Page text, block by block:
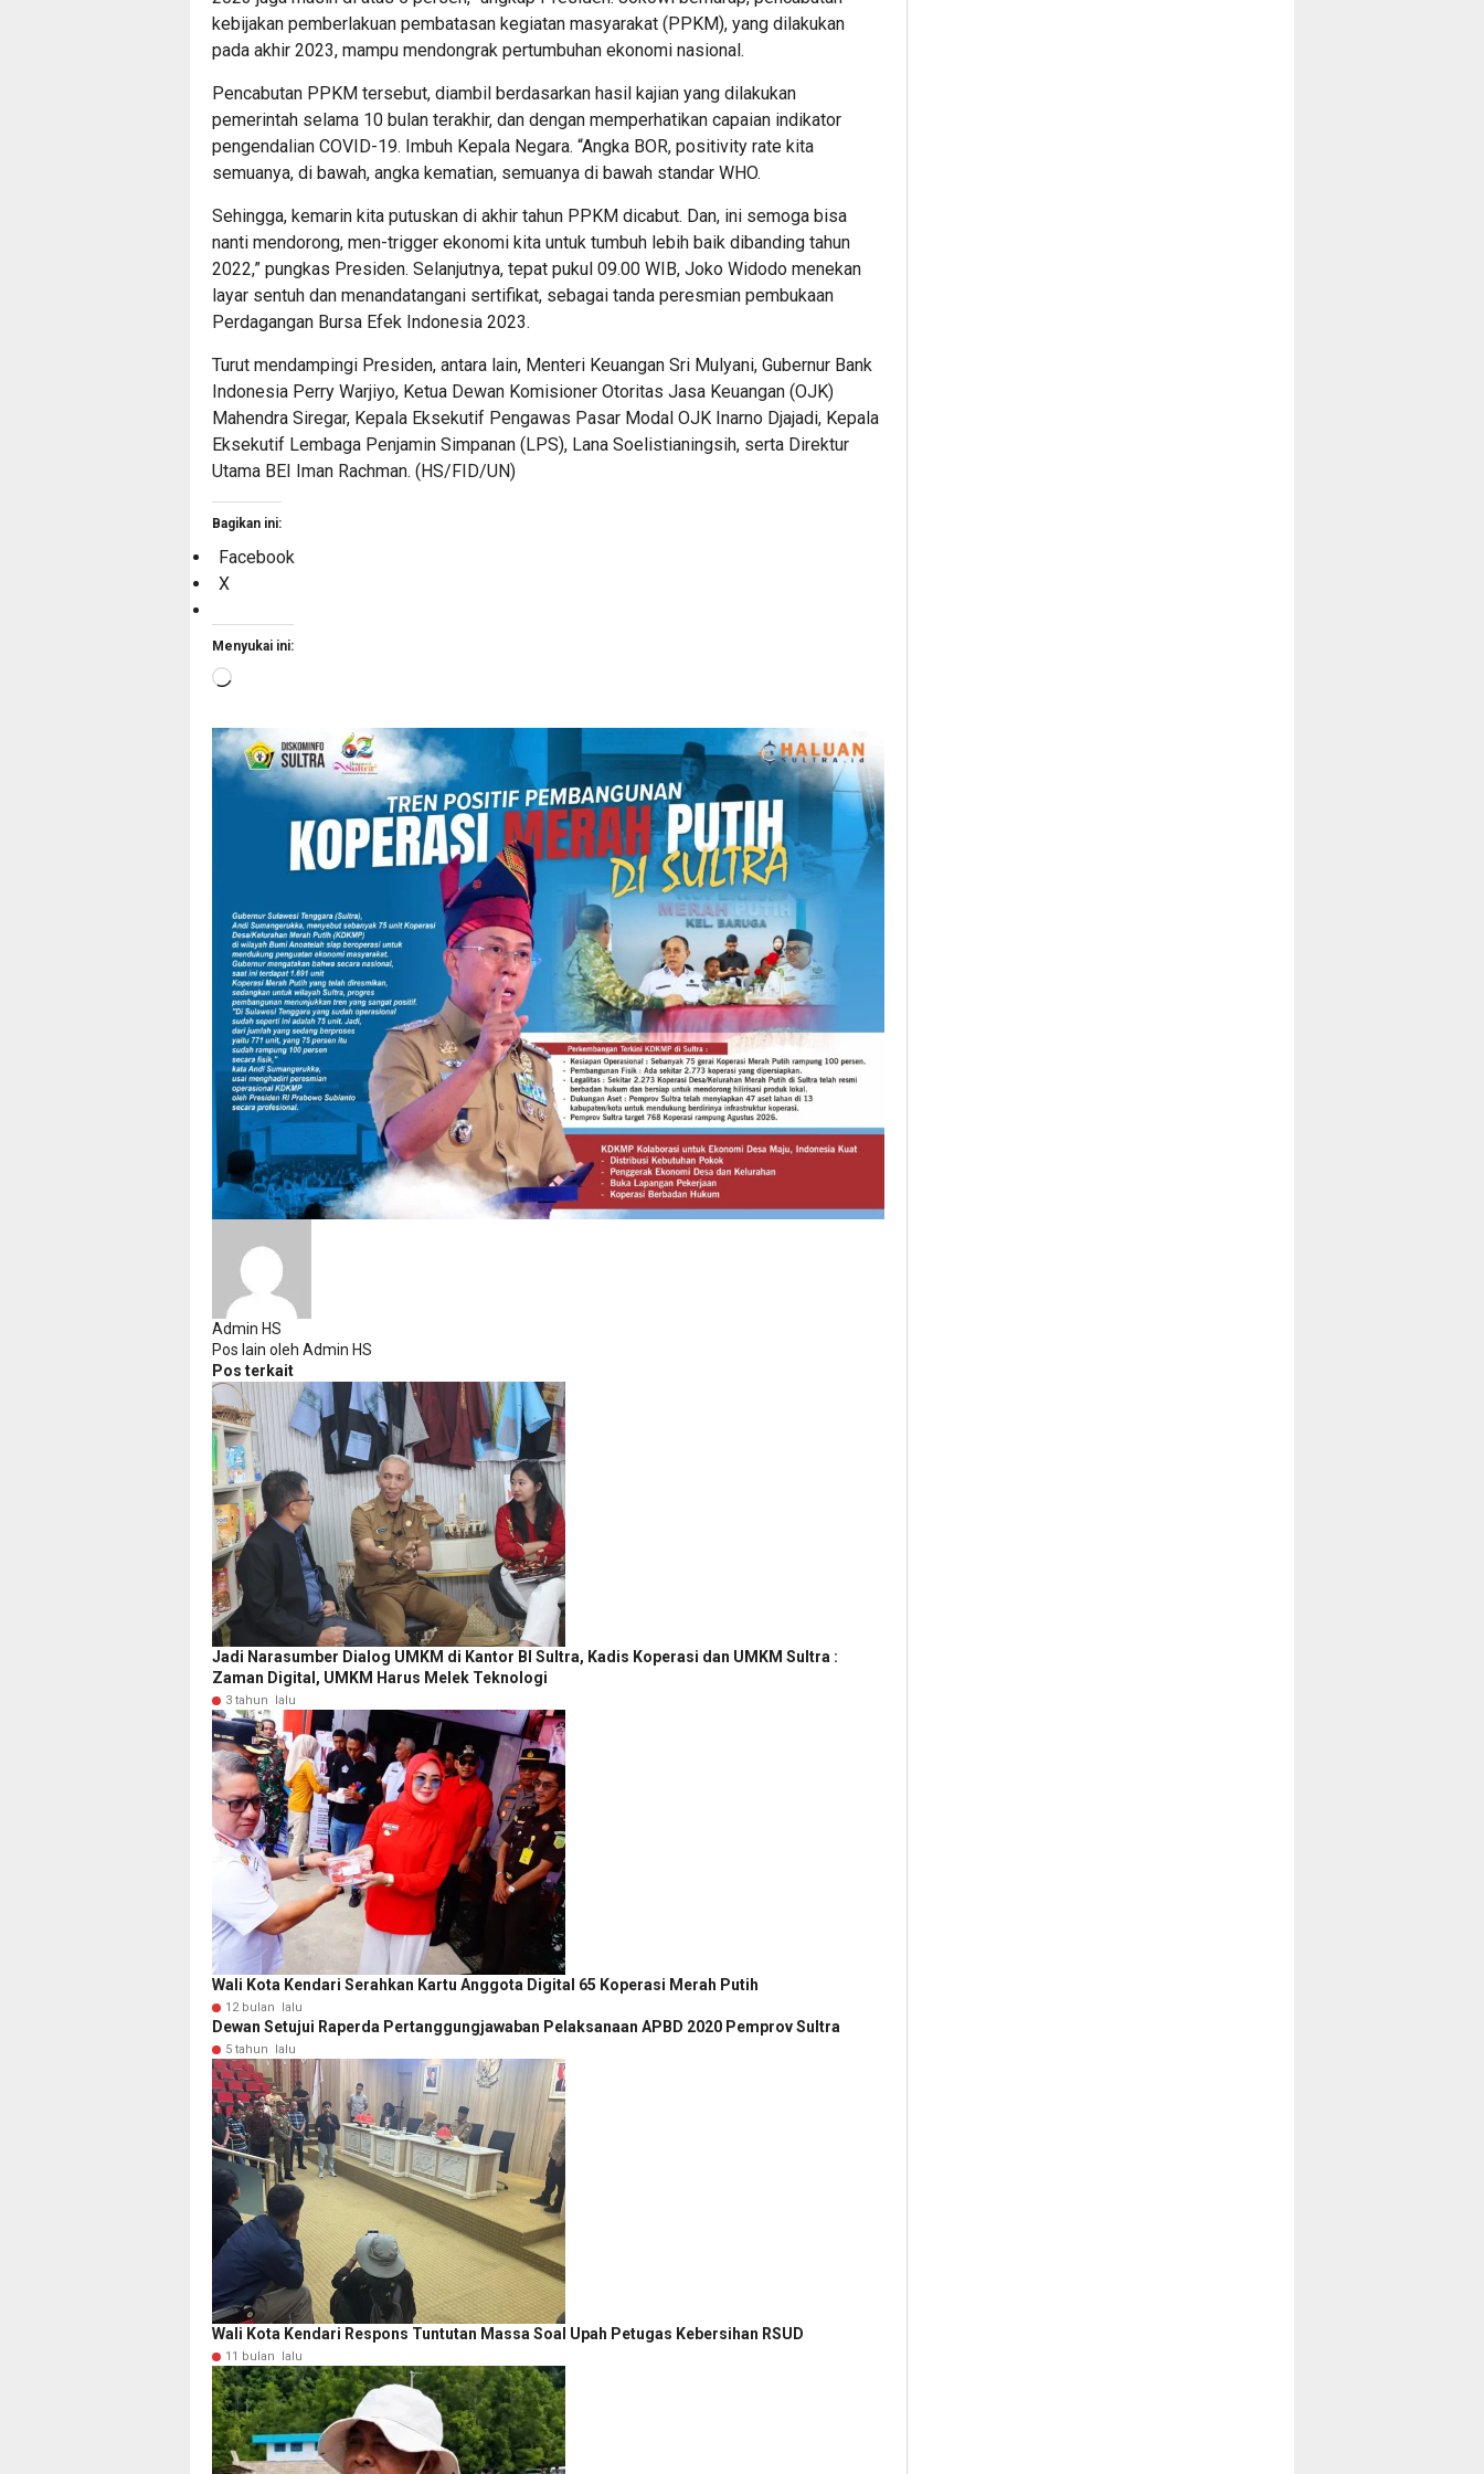
kebijakan pemberlakuan pembatasan kegiatan masyarakat (PPKM), yang dilakukan
pada akhir 2023, mampu mendongrak pertumbuhan ekonomi nasional.
Pencabutan PPKM tersebut, diambil berdasarkan hasil kajian yang dilakukan
pemerintah selama 10 bulan terakhir, dan dengan memperhatikan capaian indikator
pengendalian COVID-19. Imbuh Kepala Negara. “Angka BOR, positivity rate kita
semuanya, di bawah, angka kematian, semuanya di bawah standar WHO.
Sehingga, kemarin kita putuskan di akhir tahun PPKM dicabut. Dan, ini semoga bisa
nanti mendorong, men-trigger ekonomi kita untuk tumbuh lebih baik dibanding tahun
2022,” pungkas Presiden. Selanjutnya, tepat pukul 09.00 WIB, Joko Widodo menekan
layar sentuh dan menandatangani sertifikat, sebagai tanda peresmian pembukaan
Perdagangan Bursa Efek Indonesia 2023.
Turut mendampingi Presiden, antara lain, Menteri Keuangan Sri Mulyani, Gubernur Bank
Indonesia Perry Warjiyo, Ketua Dewan Komisioner Otoritas Jasa Keuangan (OJK)
Mahendra Siregar, Kepala Eksekutif Pengawas Pasar Modal OJK Inarno Djajadi, Kepala
Eksekutif Lembaga Penjamin Simpanan (LPS), Lana Soelistianingsih, serta Direktur
Utama BEI Iman Rachman. (HS/FID/UN)
Bagikan ini:
Facebook
X
Menyukai ini:
Memuat...
Admin HS
Pos lain oleh Admin HS
Pos terkait
Jadi Narasumber Dialog UMKM di Kantor BI Sultra, Kadis Koperasi dan UMKM Sultra :
Zaman Digital, UMKM Harus Melek Teknologi
3 tahun lalu
Wali Kota Kendari Serahkan Kartu Anggota Digital 65 Koperasi Merah Putih
12 bulan lalu
Dewan Setujui Raperda Pertanggungjawaban Pelaksanaan APBD 2020 Pemprov Sultra
5 tahun lalu
Wali Kota Kendari Respons Tuntutan Massa Soal Upah Petugas Kebersihan RSUD
11 bulan lalu